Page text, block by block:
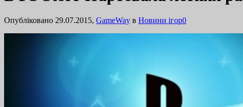
Опубліковано 29.07.2015, GameWay в Новини ігор0